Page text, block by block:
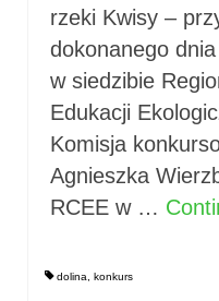
rzeki Kwisy –
dokonanego
w siedzibie
Edukacji
Komisja
Agnieszka
RCEE w …
dolina konkurs